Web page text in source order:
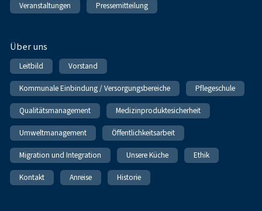
Veranstaltungen Pressemitteilung
Über uns
Leitbild Vorstand
Kommunale Einbindung / Versorgungsbereiche Pflegeschule
Qualitätsmanagement Medizinproduktesicherheit
Umweltmanagement Öffentlichkeitsarbeit
Migration und Integration Unsere Küche Ethik
Kontakt Anreise Historie